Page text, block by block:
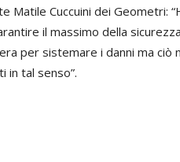
Matile Cuccuini dei Geometri:
il massimo della
per sistemare i danni ma ciò
in tal senso”.